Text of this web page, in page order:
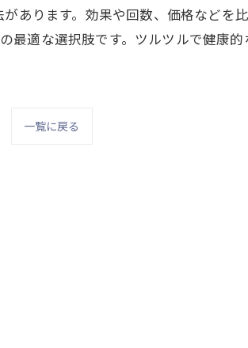
あります。効果や回数、価格などを
最適な選択肢です。ツルツルで健康
一覧に戻る